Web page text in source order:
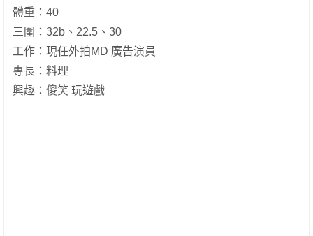
體重：40
三圍：32b、22.5、30
工作：現任外拍MD 廣告演員
專長：料理
興趣：傻笑 玩遊戲